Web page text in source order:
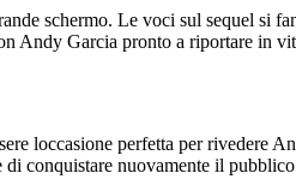
schermo. Le voci sul sequel si
Andy Garcia pronto a riportare in
loccasione perfetta per rivedere
conquistare nuovamente il